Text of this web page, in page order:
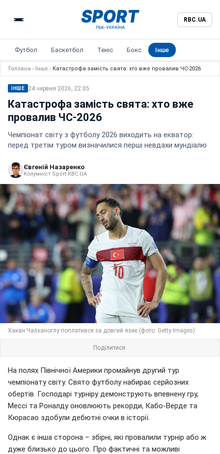
RBC.UA
Футбол Баскетбол Теніс Бокс Інше
Головна › Інше › Катастрофа замість свята: хто вже провалив ЧС-2026
ІНШЕ 24 червня 2026, 22:05
Катастрофа замість свята: хто вже
провалив ЧС-2026
Чемпіонат світу з футболу 2026 виходить на екватор:
перед третім туром визначилися перші невдахи мундіалю
Євгеній Назаренко
Колумніст Sport RBC.UA
Хакан Чалханоглу поплатився за довгий язик (фото: Getty Images)
Поділитися:
На полях Північної Америки промайнув другий тур
чемпіонату світу. Свято футболу набирає серйозних
обертів. Господарі турніру демонструють впевнену гру,
Мессі та Роналду оновлюють рекорди, Кабо-Верде та
Кюрасао здобули дебютні очки в історії.
Однак є інша сторона – збірні, які провалили турнір або ж
дуже близько до цього. Про фактичні та можливі